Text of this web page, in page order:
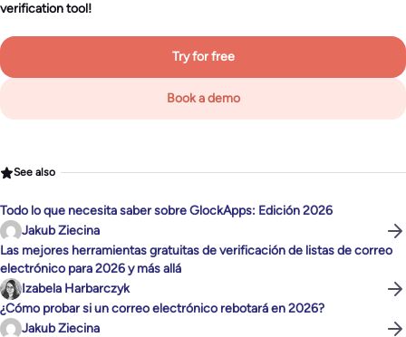
verification tool!
Try for free
Book a demo
See also
Todo lo que necesita saber sobre GlockApps: Edición 2026
Jakub Ziecina
Las mejores herramientas gratuitas de verificación de listas de correo
electrónico para 2026 y más allá
Izabela Harbarczyk
¿Cómo probar si un correo electrónico rebotará en 2026?
Jakub Ziecina